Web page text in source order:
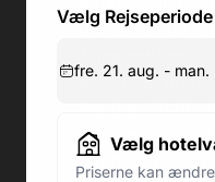
Vælg Rejseperiode
fre. 21. aug. - man.
Vælg
Priserne kan
bunden af dit
Man-Ons:
Lørdag: 09.00-
Søndag: Lukket